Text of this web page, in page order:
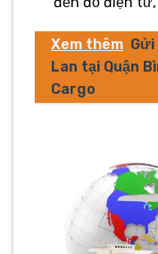
Xem thêm
Lan tại Quận
Cargo